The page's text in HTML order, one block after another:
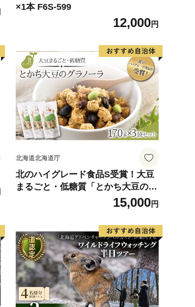
×1本 F6S-599
12,000円
北海道北海道庁
北のハイグレード食品S受賞！大豆
まるごと・低糖質「とかち大豆のグ
ラノーラ」豆ミックス170ｇ×3Pセ
15,000円